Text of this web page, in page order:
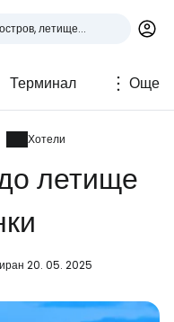
Терминал Още
Хотели
летище
20. 05. 2025
Google